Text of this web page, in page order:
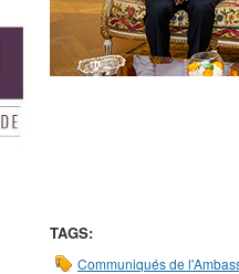
TAGS:
Communiqués de